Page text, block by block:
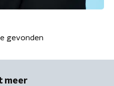
gevonden
meer